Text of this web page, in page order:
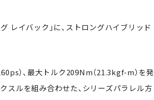
レイバック」に、ストロングハイブリッド
）、最大トルク209Nm（21.3kgf-m）を発
スルを組み合わせた、シリーズパラレル方